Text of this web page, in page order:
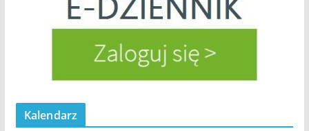
Kalendarz